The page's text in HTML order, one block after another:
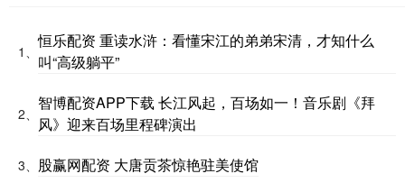
1、
恒乐配资 重读水浒：看懂宋江的弟弟宋清，才知什么
叫“高级躺平”
2、
智博配资APP下载 长江风起，百场如一！音乐剧《拜
风》迎来百场里程碑演出
3、 股赢网配资 大唐贡茶惊艳驻美使馆